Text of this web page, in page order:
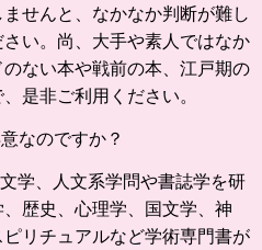
せんと、なかなか判断が難し
い。尚、大手や素人ではなか
ない本や戦前の本、江戸期の
是非ご利用ください。
なのですか？
学、人文系学問や書誌学を研
歴史、心理学、国文学、神
リチュアルなど学術専門書が